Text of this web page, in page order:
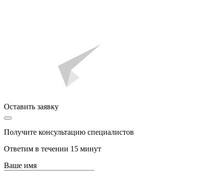
Оставить заявку
Получите консультацию специалистов
Ответим в течении 15 минут
Ваше имя